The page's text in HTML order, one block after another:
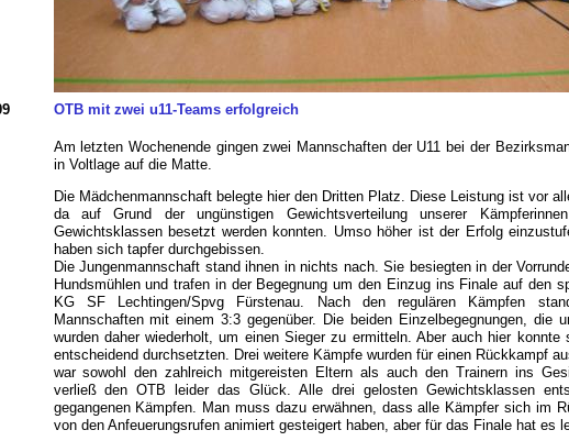
OTB mit zwei u11-Teams erfolgreich
Am letzten Wochenende gingen zwei Mannschaften der U11 bei der
in Voltlage auf die Matte.
Die Mädchenmannschaft belegte hier den Dritten Platz. Diese Leistung ist vor
da auf Grund der ungünstigen Gewichtsverteilung unserer
Gewichtsklassen besetzt werden konnten. Umso höher ist der Erfolg
haben sich tapfer durchgebissen.
Die Jungenmannschaft stand ihnen in nichts nach. Sie besiegten in der
Hundsmühlen und trafen in der Begegnung um den Einzug ins Finale auf den
KG SF Lechtingen/Spvg Fürstenau. Nach den regulären Kämpfen
Mannschaften mit einem 3:3 gegenüber. Die beiden Einzelbegegnungen, die
wurden daher wiederholt, um einen Sieger zu ermitteln. Aber auch hier konnte
entscheidend durchsetzten. Drei weitere Kämpfe wurden für einen Rückkampf
war sowohl den zahlreich mitgereisten Eltern als auch den Trainern ins
verließ den OTB leider das Glück. Alle drei gelosten Gewichtsklassen
gegangenen Kämpfen. Man muss dazu erwähnen, dass alle Kämpfer sich im
von den Anfeuerungsrufen animiert gesteigert haben, aber für das Finale hat es